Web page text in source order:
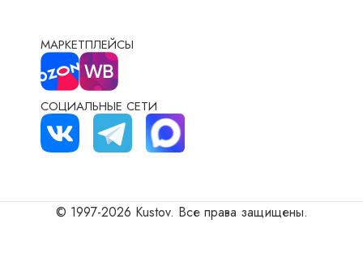
МАРКЕТПЛЕЙСЫ
СОЦИАЛЬНЫЕ СЕТИ
© 1997-2026 Kustov. Все права защищены.